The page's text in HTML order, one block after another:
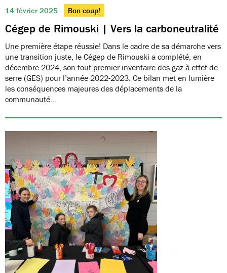
14 février 2025 Bon coup!
Cégep de Rimouski | Vers la carboneutralité
Une première étape réussie! Dans le cadre de sa démarche vers
une transition juste, le Cégep de Rimouski a complété, en
décembre 2024, son tout premier inventaire des gaz à effet de
serre (GES) pour l’année 2022-2023. Ce bilan met en lumière
les conséquences majeures des déplacements de la
communauté…